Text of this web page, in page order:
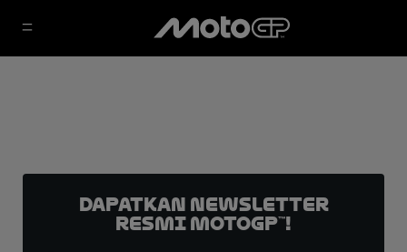
Dapatkan Newsletter
Resmi MotoGP™!